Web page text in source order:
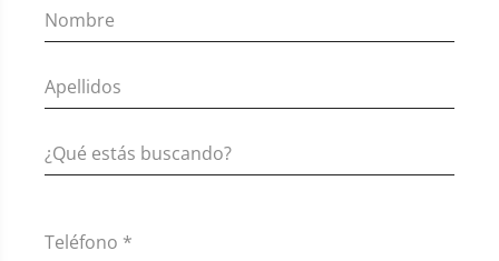
Teléfono *